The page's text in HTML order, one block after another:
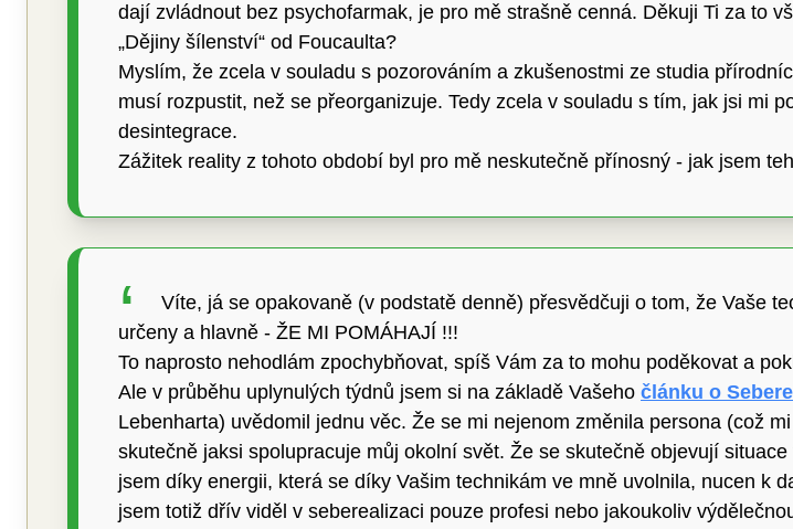
dají zvládnout bez psychofarmak, je pro mě strašně cenná. Děkuji Ti za to
„Dějiny šílenství“ od Foucaulta?
Myslím, že zcela v souladu s pozorováním a zkušenostmi ze studia
musí rozpustit, než se přeorganizuje. Tedy zcela v souladu s tím, jak jsi mi
desintegrace.
Zážitek reality z tohoto období byl pro mě neskutečně přínosný - jak jsem
Víte, já se opakovaně (v podstatě denně) přesvědčuji o tom, že Vaše
určeny a hlavně - ŽE MI POMÁHAJÍ !!!
To naprosto nehodlám zpochybňovat, spíš Vám za to mohu poděkovat a
Ale v průběhu uplynulých týdnů jsem si na základě Vašeho článku o
Lebenharta) uvědomil jednu věc. Že se mi nejenom změnila persona (což
skutečně jaksi spolupracuje můj okolní svět. Že se skutečně objevují
jsem díky energii, která se díky Vašim technikám ve mně uvolnila, nucen k
jsem totiž dřív viděl v seberealizaci pouze profesi nebo jakoukoliv